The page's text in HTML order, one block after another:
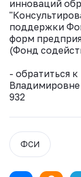
инноваций
поддержки
форм
(Фонд
- обратиться
Владимировне
932
ФСИ